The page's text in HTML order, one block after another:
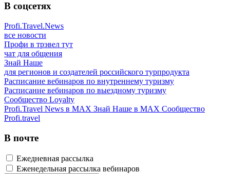
В соцсетях
Profi.Travel.News
все новости
Профи в трэвел тут
чат для общения
Знай Наше
для регионов и создателей российского турпродукта
Расписание вебинаров по внутреннему туризму
Расписание вебинаров по выездному туризму
Сообщество Loyalty
Profi.Travel News в MAX Знай Наше в MAX Сообщество
Profi.travel
В почте
Ежедневная рассылка
Еженедельная рассылка вебинаров